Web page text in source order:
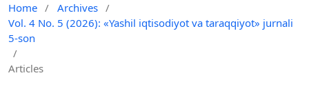
Home / Archives /
Vol. 4 No. 5 (2026): «Yashil iqtisodiyot va taraqqiyot» jurnali
5-son
/
Articles